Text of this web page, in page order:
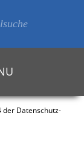
der Datenschutz-